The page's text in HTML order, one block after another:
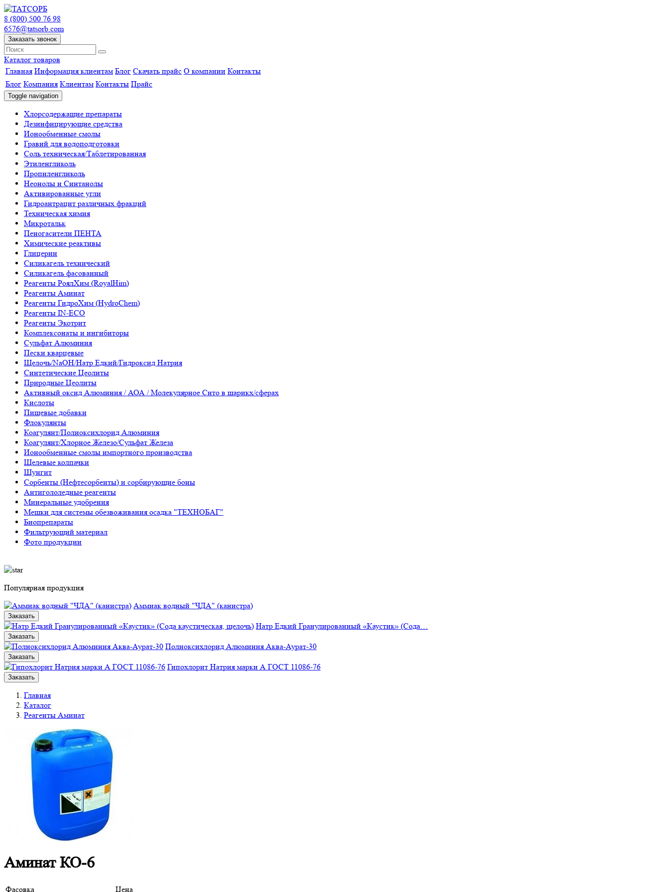
8 (800) 500 76 98
6576@tatsorb.com
Заказать звонок
Каталог товаров
Главная Информация клиентам Блог Скачать прайс О компании Контакты
Блог Компания Клиентам Контакты Прайс
Toggle navigation
Хлорсодержащие препараты
Дезинфицирующие средства
Ионообменные смолы
Гравий для водоподготовки
Соль техническая/Таблетированная
Этиленгликоль
Пропиленгликоль
Неонолы и Синтанолы
Активированные угли
Гидроантрацит различных фракций
Техническая химия
Микротальк
Пеногасители ПЕНТА
Химические реактивы
Глицерин
Силикагель технический
Силикагель фасованный
Реагенты РоялХим (RoyalHim)
Реагенты Аминат
Реагенты ГидроХим (HydroChem)
Реагенты IN-ECO
Реагенты Экотрит
Комплексонаты и ингибиторы
Сульфат Алюминия
Пески кварцевые
Щелочь/NaOH/Натр Едкий/Гидроксид Натрия
Синтетические Цеолиты
Природные Цеолиты
Активный оксид Алюминия / АОА / Молекулярное Сито в шарикх/сферах
Кислоты
Пищевые добавки
Флокулянты
Коагулянт/Полиоксихлорид Алюминия
Коагулянт/Хлорное Железо/Сульфат Железа
Ионообменные смолы импортного производства
Щелевые колпачки
Шунгит
Сорбенты (Нефтесорбенты) и сорбирующие боны
Антигололедные реагенты
Минеральные удобрения
Мешки для системы обезвоживания осадка "ТЕХНОБАГ"
Биопрепараты
Фильтрующий материал
Фото продукции
Популярная продукция
Аммиак водный "ЧДА" (канистра)
Заказать
Натр Едкий Гранулированный «Каустик» (Сода…
Заказать
Полиоксихлорид Алюминия Аква-Аурат-30
Заказать
Гипохлорит Натрия марки А ГОСТ 11086-76
Заказать
Главная
Каталог
Реагенты Аминат
Аминат КО-6
Фасовка
Цена